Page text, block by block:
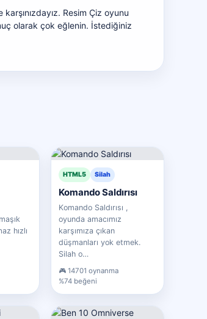
Resim Çiz oyunu
olarak çok eğlenin. İstediğiniz
hızlı
HTML5 Silah
Komando Saldırısı
Komando Saldırısı ,
oyunda amacımız
karşımıza çıkan
düşmanları yok etmek.
Silah o…
14701 oynanma
%74 beğeni